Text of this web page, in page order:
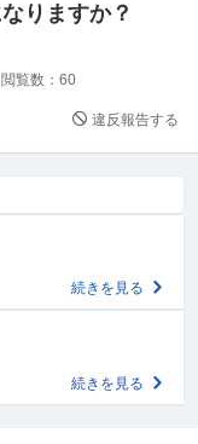
りますか？
閲覧数： 60
違反報告する
続きを見る
続きを見る